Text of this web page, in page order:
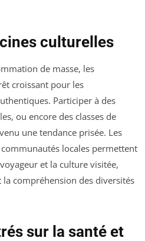
culturelles
de masse, les
croissant pour les
Participer à des
ou encore des classes de
une tendance prisée. Les
locales permettent
et la culture visitée,
compréhension des diversités
sur la santé et